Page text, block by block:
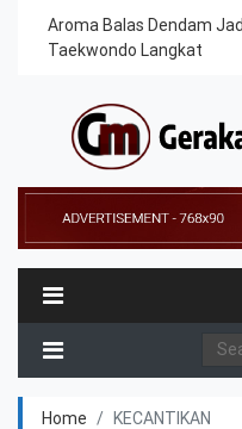
Aroma Balas Dendam
Taekwondo Langkat
Home KECANTIKAN